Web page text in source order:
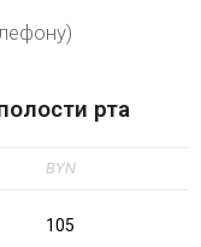
рта
BYN
105